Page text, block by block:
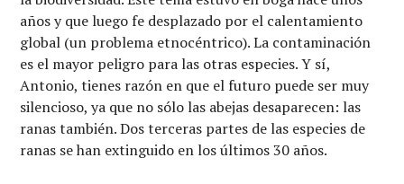
años y que luego fe desplazado por el calentamiento
global (un problema etnocéntrico). La contaminación
es el mayor peligro para las otras especies. Y sí,
Antonio, tienes razón en que el futuro puede ser muy
silencioso, ya que no sólo las abejas desaparecen: las
ranas también. Dos terceras partes de las especies de
ranas se han extinguido en los últimos 30 años.